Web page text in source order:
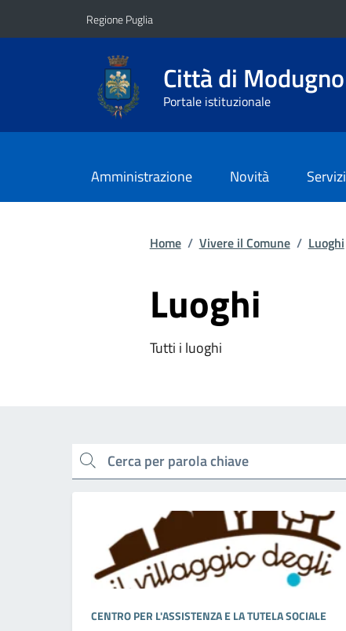
Regione Puglia
Città di Modugno
Portale istituzionale
Amministrazione Novità Servizi
Home / Vivere il Comune / Luoghi
Luoghi
Tutti i luoghi
cerca
CENTRO PER L'ASSISTENZA E LA TUTELA SOCIALE